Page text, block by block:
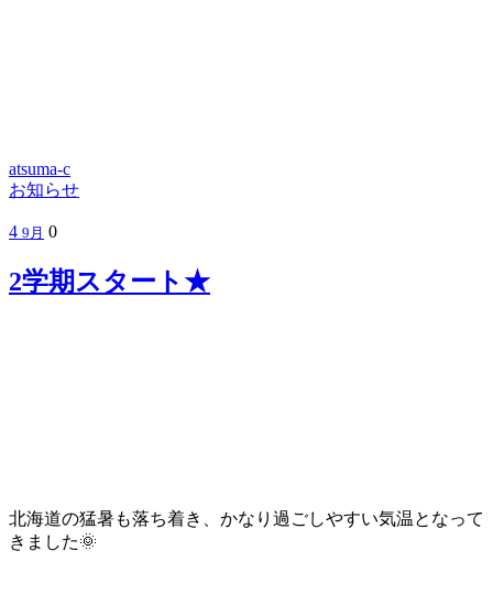
atsuma-c
お知らせ
4 9月 0
2学期スタート★
北海道の猛暑も落ち着き、かなり過ごしやすい気温となって
きました🌞